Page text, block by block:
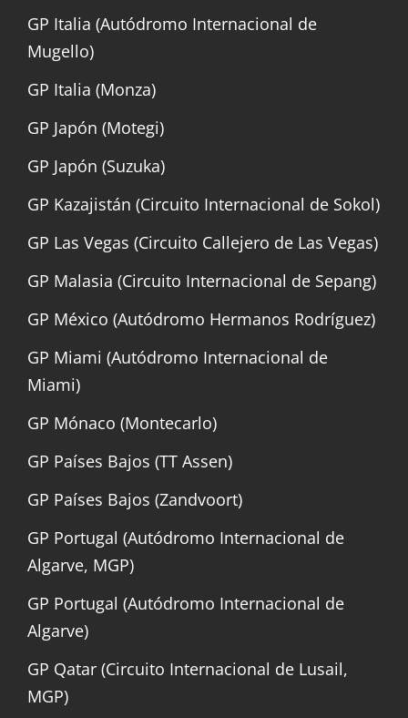
GP Italia (Autódromo Internacional de
Mugello)
GP Italia (Monza)
GP Japón (Motegi)
GP Japón (Suzuka)
GP Kazajistán (Circuito Internacional de Sokol)
GP Las Vegas (Circuito Callejero de Las Vegas)
GP Malasia (Circuito Internacional de Sepang)
GP México (Autódromo Hermanos Rodríguez)
GP Miami (Autódromo Internacional de
Miami)
GP Mónaco (Montecarlo)
GP Países Bajos (TT Assen)
GP Países Bajos (Zandvoort)
GP Portugal (Autódromo Internacional de
Algarve, MGP)
GP Portugal (Autódromo Internacional de
Algarve)
GP Qatar (Circuito Internacional de Lusail,
MGP)